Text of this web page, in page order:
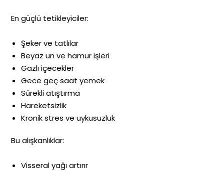
En güçlü tetikleyiciler:
Şeker ve tatlılar
Beyaz un ve hamur işleri
Gazlı içecekler
Gece geç saat yemek
Sürekli atıştırma
Hareketsizlik
Kronik stres ve uykusuzluk
Bu alışkanlıklar:
Visseral yağı artırır